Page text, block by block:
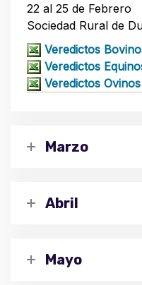
22 al 25 de Febrero
Sociedad Rural de
Veredictos
Veredictos
Veredictos
Marzo
Abril
Mayo